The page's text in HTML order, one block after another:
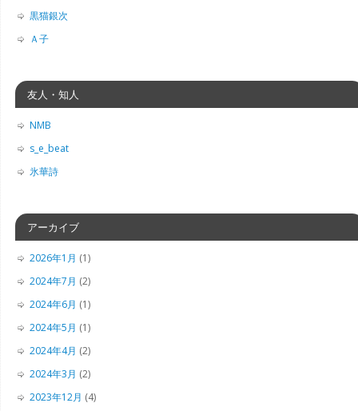
黒猫銀次
Ａ子
友人・知人
NMB
s_e_beat
氷華詩
アーカイブ
2026年1月 (1)
2024年7月 (2)
2024年6月 (1)
2024年5月 (1)
2024年4月 (2)
2024年3月 (2)
2023年12月 (4)